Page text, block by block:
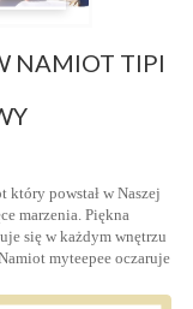
NAMIOT TIPI
który powstał w Naszej
marzenia. Piękna
się w każdym wnętrzu
myteepee oczaruje